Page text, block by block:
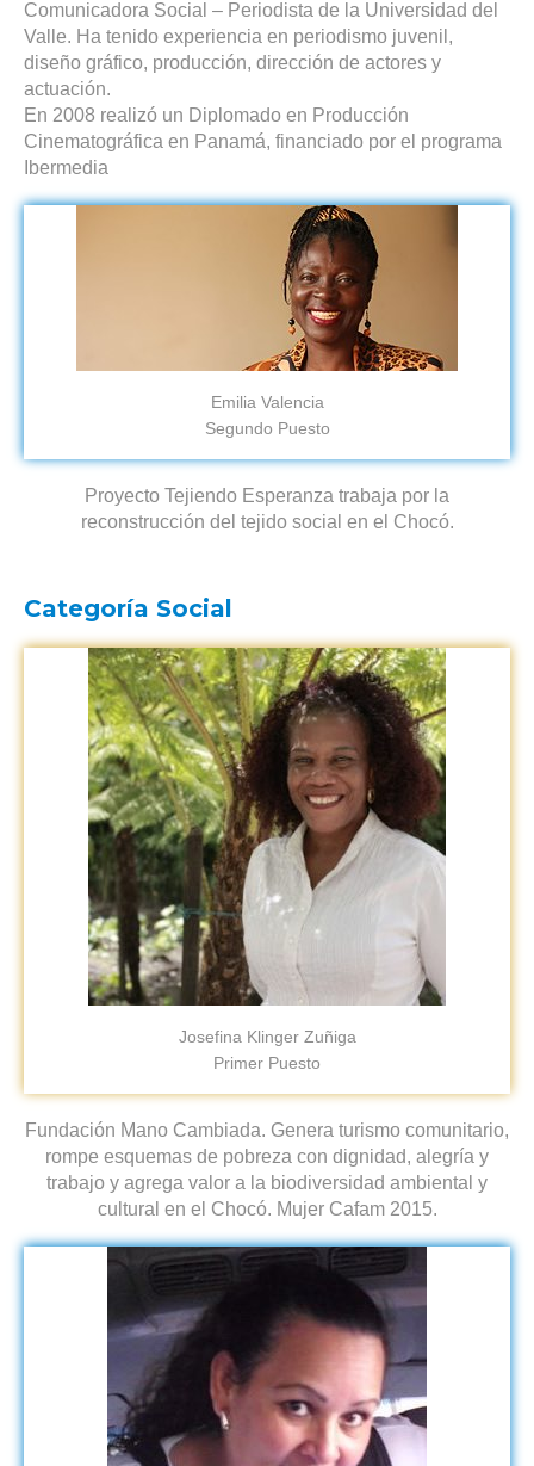
Comunicadora Social – Periodista de la Universidad del
Valle. Ha tenido experiencia en periodismo juvenil,
diseño gráfico, producción, dirección de actores y
actuación.
En 2008 realizó un Diplomado en Producción
Cinematográfica en Panamá, financiado por el programa
Ibermedia
Emilia Valencia
Segundo Puesto
Proyecto Tejiendo Esperanza trabaja por la
reconstrucción del tejido social en el Chocó.
Categoría Social
Josefina Klinger Zuñiga
Primer Puesto
Fundación Mano Cambiada. Genera turismo comunitario,
rompe esquemas de pobreza con dignidad, alegría y
trabajo y agrega valor a la biodiversidad ambiental y
cultural en el Chocó. Mujer Cafam 2015.